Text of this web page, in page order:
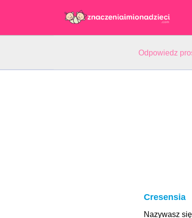
Odpowiedz
Cresensia
Nazywasz